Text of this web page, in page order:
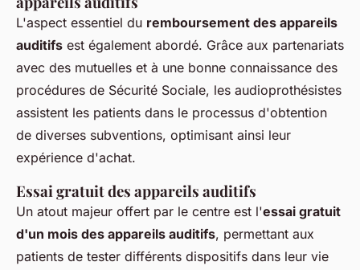
L'aspect essentiel du remboursement des appareils
auditifs est également abordé. Grâce aux partenariats
avec des mutuelles et à une bonne connaissance des
procédures de Sécurité Sociale, les audioprothésistes
assistent les patients dans le processus d'obtention
de diverses subventions, optimisant ainsi leur
expérience d'achat.
Essai gratuit des appareils auditifs
Un atout majeur offert par le centre est l'essai gratuit
d'un mois des appareils auditifs, permettant aux
patients de tester différents dispositifs dans leur vie